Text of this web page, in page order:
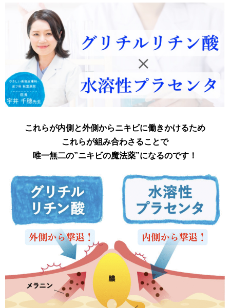
これらが内側と外側からニキビに働きかけるため
これらが組み合わさることで
唯一無二の”ニキビの魔法薬”になるのです！